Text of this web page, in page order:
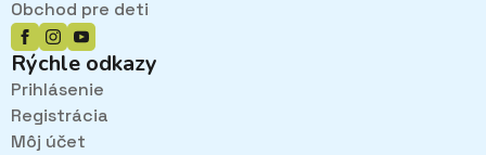
vybrať
stránke
Obchod pre deti
Rýchle odkazy
Prihlásenie
Registrácia
Môj účet